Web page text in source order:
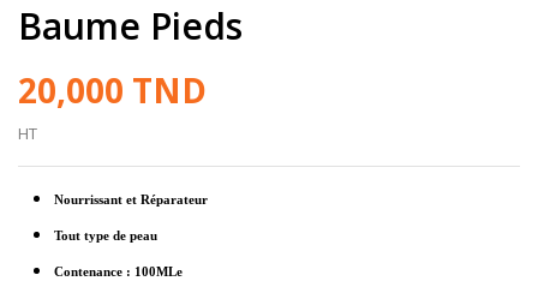
Baume Pieds
20,000 TND
HT
Nourrissant et Réparateur
Tout type de peau
Contenance : 100MLe